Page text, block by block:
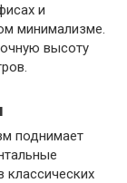
и
минимализме.
высоту
поднимает